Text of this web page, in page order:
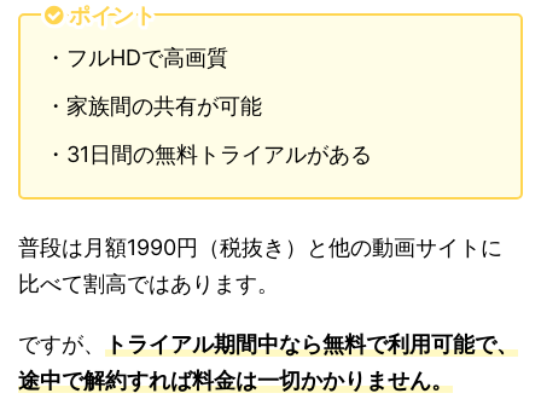
ポイント
・フルHDで高画質
・家族間の共有が可能
・31日間の無料トライアルがある
普段は月額1990円（税抜き）と他の動画サイトに
比べて割高ではあります。
ですが、 トライアル期間中なら無料で利用可能で、
途中で解約すれば料金は一切かかりません。